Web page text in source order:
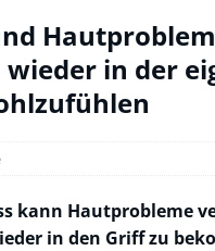
wieder in der
kann Hautprobleme
in den Griff zu